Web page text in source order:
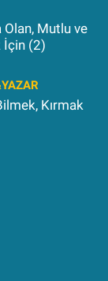
Olan, Mutlu ve
İçin (2)
Kırmak